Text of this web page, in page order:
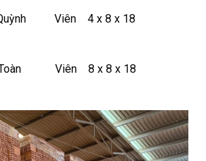
Quỳnh Viên 4 x 8 x 18
Toàn Viên 8 x 8 x 18